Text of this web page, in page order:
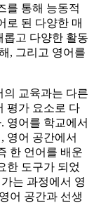
를 통해 능동적
로 된 다양한 매
롭고 다양한 활동
, 그리고 영어를
의 교육과는 다른
평가 요소로 다
영어를 학교에서
영어 공간에서
한 언어를 배운
한 도구가 되었
는 과정에서 영
어 공간과 선생